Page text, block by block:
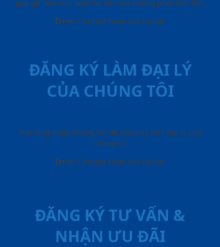
gặp gỡ làm việc hoăc tư vấn mà không phải chờ đợi.
Error: Contact form not found.
ĐĂNG KÝ LÀM ĐẠI LÝ
CỦA CHÚNG TÔI
Vui lòng nhập thông tin để đăng ký làm đại lý của
chúng tôi
Error: Contact form not found.
ĐĂNG KÝ TƯ VẤN &
NHẬN ƯU ĐÃI